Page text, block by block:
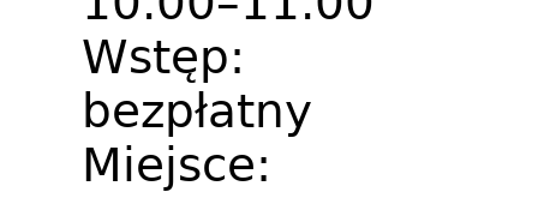
Wstęp:
bezpłatny
Miejsce: